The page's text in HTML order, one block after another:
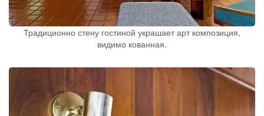
Традиционно стену гостиной украшает арт композиция,
видимо кованная.